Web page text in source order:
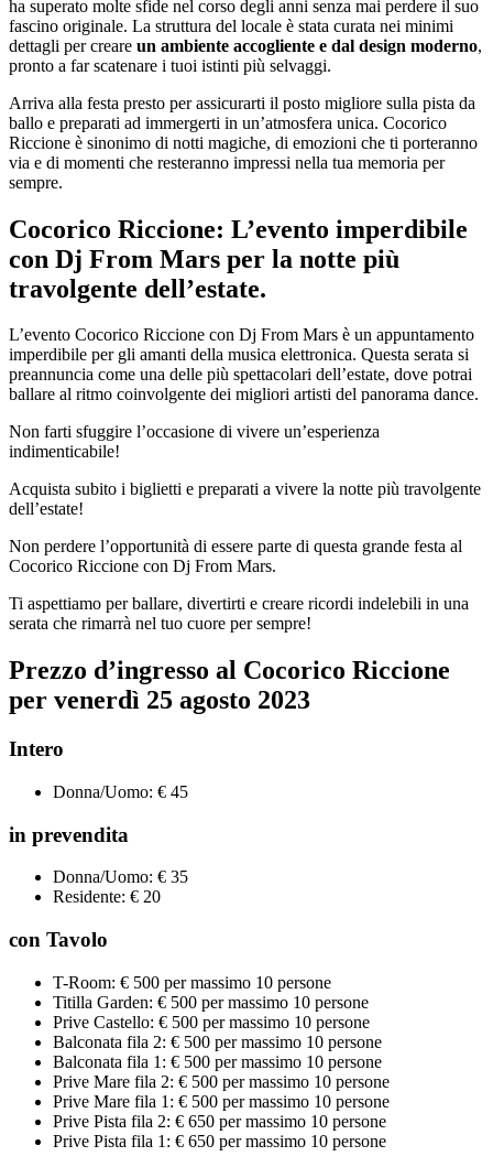
ha superato molte sfide nel corso degli anni senza mai perdere il suo
fascino originale. La struttura del locale è stata curata nei minimi
dettagli per creare un ambiente accogliente e dal design moderno,
pronto a far scatenare i tuoi istinti più selvaggi.
Arriva alla festa presto per assicurarti il posto migliore sulla pista da
ballo e preparati ad immergerti in un’atmosfera unica. Cocorico
Riccione è sinonimo di notti magiche, di emozioni che ti porteranno
via e di momenti che resteranno impressi nella tua memoria per
sempre.
Cocorico Riccione: L’evento imperdibile
con Dj From Mars per la notte più
travolgente dell’estate.
L’evento Cocorico Riccione con Dj From Mars è un appuntamento
imperdibile per gli amanti della musica elettronica. Questa serata si
preannuncia come una delle più spettacolari dell’estate, dove potrai
ballare al ritmo coinvolgente dei migliori artisti del panorama dance.
Non farti sfuggire l’occasione di vivere un’esperienza
indimenticabile!
Acquista subito i biglietti e preparati a vivere la notte più travolgente
dell’estate!
Non perdere l’opportunità di essere parte di questa grande festa al
Cocorico Riccione con Dj From Mars.
Ti aspettiamo per ballare, divertirti e creare ricordi indelebili in una
serata che rimarrà nel tuo cuore per sempre!
Prezzo d’ingresso al Cocorico Riccione
per venerdì 25 agosto 2023
Intero
Donna/Uomo: € 45
in prevendita
Donna/Uomo: € 35
Residente: € 20
con Tavolo
T-Room: € 500 per massimo 10 persone
Titilla Garden: € 500 per massimo 10 persone
Prive Castello: € 500 per massimo 10 persone
Balconata fila 2: € 500 per massimo 10 persone
Balconata fila 1: € 500 per massimo 10 persone
Prive Mare fila 2: € 500 per massimo 10 persone
Prive Mare fila 1: € 500 per massimo 10 persone
Prive Pista fila 2: € 650 per massimo 10 persone
Prive Pista fila 1: € 650 per massimo 10 persone